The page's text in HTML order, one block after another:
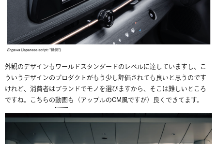
外観のデザインもワールドスタンダードのレベルに達していますし、こ
ういうデザインのプロダクトがもう少し評価されても良いと思うのです
けれど、消費者はブランドでモノを選びますから、そこは難しいところ
ですね。こちらの動画も（アップルのCM風ですが）良くできてます。